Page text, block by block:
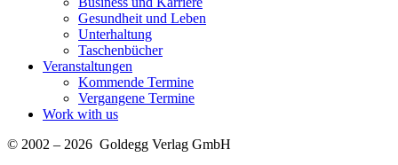
Gesundheit und Leben
Unterhaltung
Taschenbücher
Veranstaltungen
Kommende Termine
Vergangene Termine
Work with us
© 2002 – 2026 Goldegg Verlag GmbH